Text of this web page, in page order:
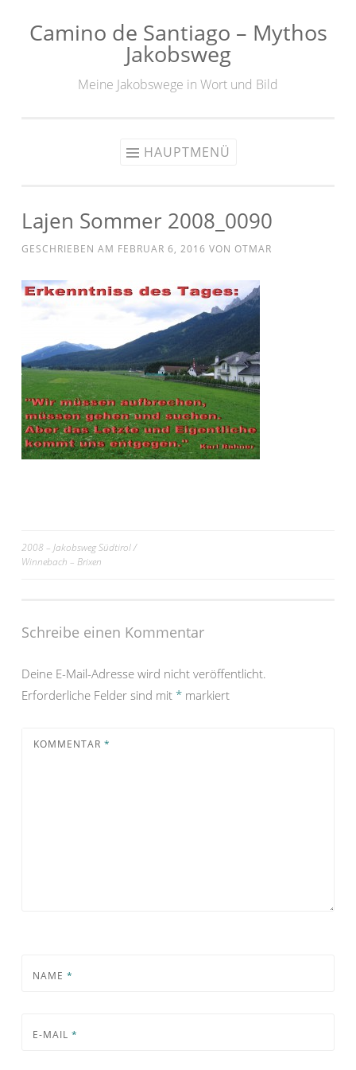
Zum
Camino de Santiago – Mythos
Jakobsweg
Meine Jakobswege in Wort und Bild
HAUPTMENÜ
Lajen Sommer 2008_0090
GESCHRIEBEN AM FEBRUAR 6, 2016 VON OTMAR
Beitrags-
2008 – Jakobsweg Südtirol /
Winnebach – Brixen
Schreibe einen Kommentar
Deine E-Mail-Adresse wird nicht veröffentlicht.
Erforderliche Felder sind mit * markiert
KOMMENTAR *
NAME *
E-MAIL *